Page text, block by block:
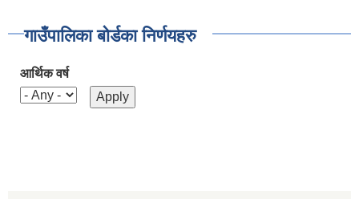
गाउँपालिका बोर्डका निर्णयहरु
आर्थिक वर्ष